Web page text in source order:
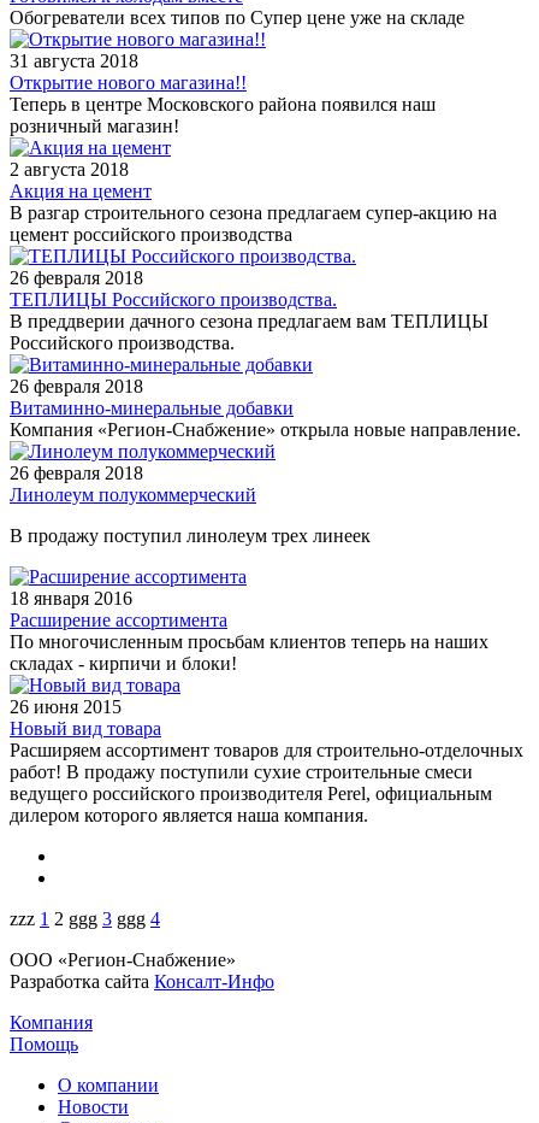
Обогреватели всех типов по Супер цене уже на складе
31 августа 2018
Открытие нового магазина!!
Теперь в центре Московского района появился наш
розничный магазин!
2 августа 2018
Акция на цемент
В разгар строительного сезона предлагаем супер-акцию на
цемент российского производства
26 февраля 2018
ТЕПЛИЦЫ Российского производства.
В преддверии дачного сезона предлагаем вам ТЕПЛИЦЫ
Российского производства.
26 февраля 2018
Витаминно-минеральные добавки
Компания «Регион-Снабжение» открыла новые направление.
26 февраля 2018
Линолеум полукоммерческий
В продажу поступил линолеум трех линеек
18 января 2016
Расширение ассортимента
По многочисленным просьбам клиентов теперь на наших
складах - кирпичи и блоки!
26 июня 2015
Новый вид товара
Расширяем ассортимент товаров для строительно-отделочных
работ! В продажу поступили сухие строительные смеси
ведущего российского производителя Perel, официальным
дилером которого является наша компания.
zzz 1 2 ggg 3 ggg 4
ООО «Регион-Снабжение»
Разработка сайта Консалт-Инфо
Компания
Помощь
О компании
Новости